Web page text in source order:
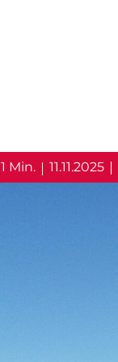
1 Min. 11.11.2025